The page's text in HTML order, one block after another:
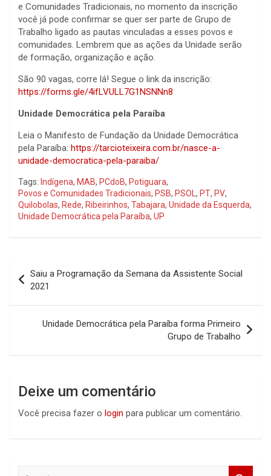
e Comunidades Tradicionais, no momento da inscrição
você já pode confirmar se quer ser parte de Grupo de
Trabalho ligado as pautas vinculadas a esses povos e
comunidades. Lembrem que as ações da Unidade serão
de formação, organização e ação.
São 90 vagas, corre lá! Segue o link da inscrição:
https://forms.gle/4ifLVULL7G1NSNNn8
Unidade Democrática pela Paraíba
Leia o Manifesto de Fundação da Unidade Democrática
pela Paraíba: https://tarcioteixeira.com.br/nasce-a-
unidade-democratica-pela-paraiba/
Tags: Indígena, MAB, PCdoB, Potiguara,
Povos e Comunidades Tradicionais, PSB, PSOL , PT, PV,
Quilobolas, Rede, Ribeirinhos, Tabajara, Unidade da Esquerda,
Unidade Democrática pela Paraíba, UP
de
Post
Saiu a Programação da Semana da Assistente Social
2021
Unidade Democrática pela Paraíba forma Primeiro
Grupo de Trabalho
Deixe um comentário
Você precisa fazer o login para publicar um comentário.